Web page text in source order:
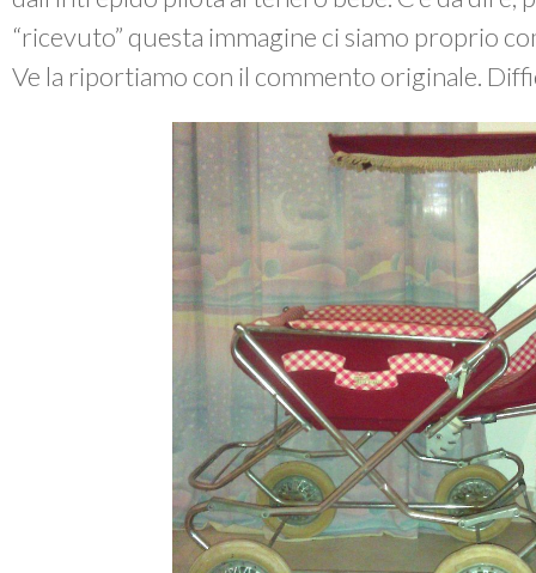
“ricevuto” questa immagine ci siamo proprio
Ve la riportiamo con il commento originale.